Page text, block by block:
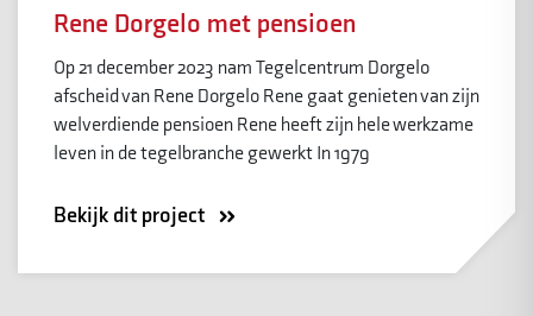
Rene Dorgelo met pensioen
Op 21 december 2023 nam Tegelcentrum Dorgelo
afscheid van Rene Dorgelo Rene gaat genieten van zijn
welverdiende pensioen Rene heeft zijn hele werkzame
leven in de tegelbranche gewerkt In 1979
Bekijk dit project